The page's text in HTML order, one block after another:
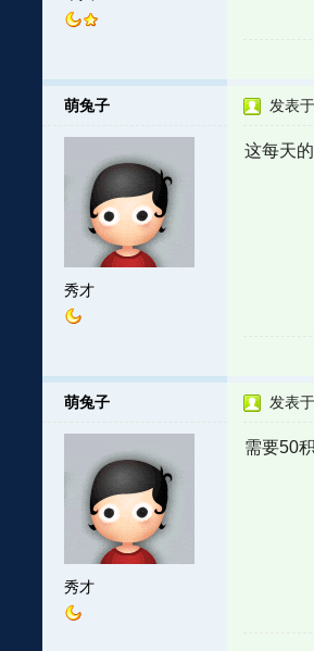
萌兔子
秀才
发表
这每天
萌兔子
秀才
发表
需要50